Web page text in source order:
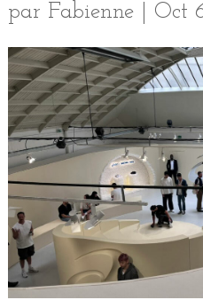
par Fabienne| Oct